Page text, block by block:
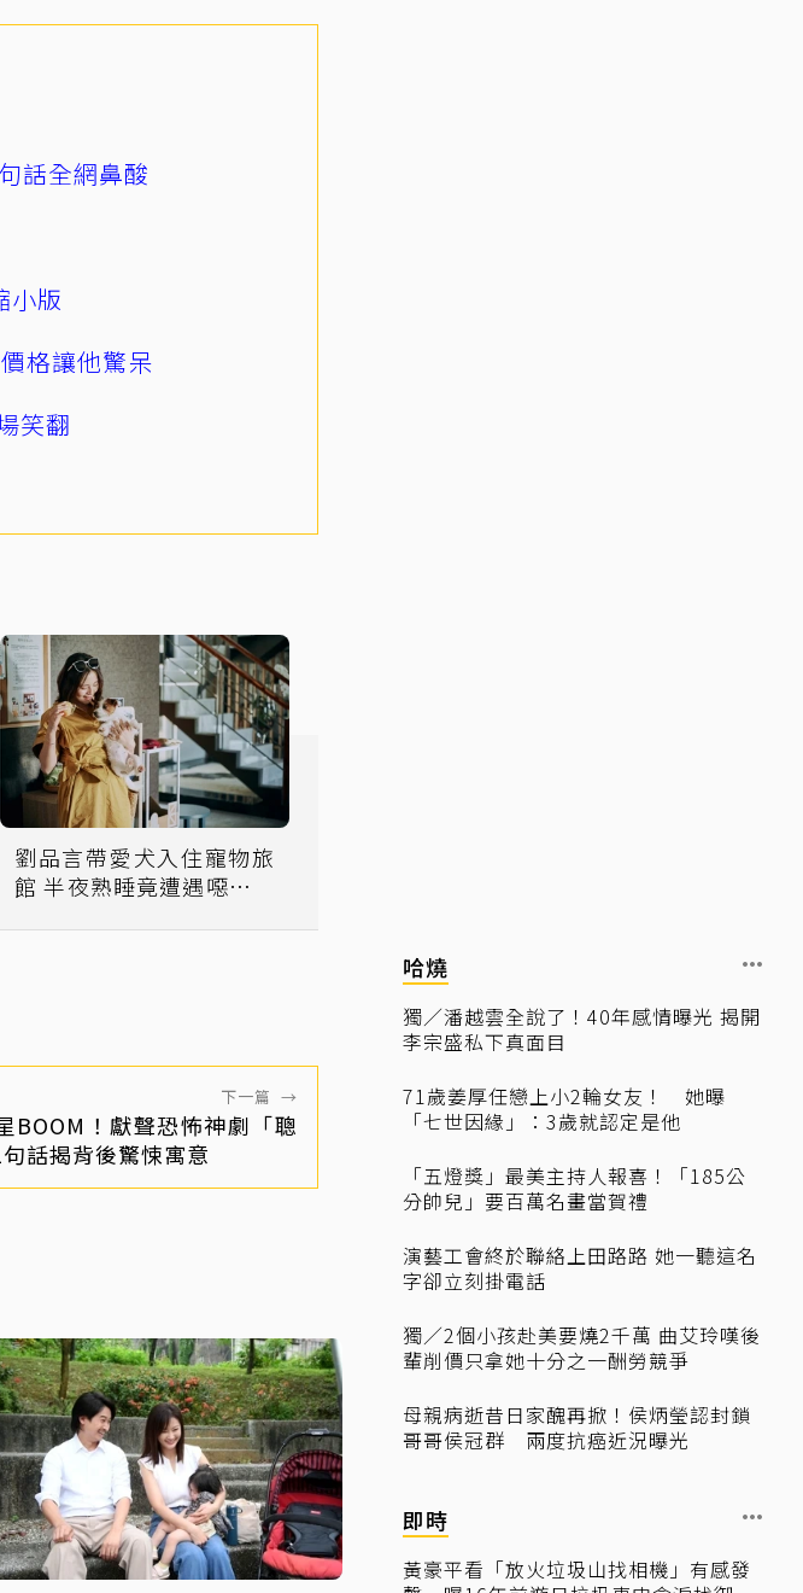
話全網鼻酸
小版
格讓他驚呆
笑翻
劉品言帶愛犬入住寵物旅
館 半夜熟睡竟遭遇噁心事
下一篇 →
BOOM！獻聲恐怖神劇「聰
話揭背後驚悚寓意
哈燒
獨／潘越雲全說了！40年感情曝光 揭開
李宗盛私下真面目
71歲姜厚任戀上小2輪女友！ 她曝
「七世因緣」：3歲就認定是他
「五燈獎」最美主持人報喜！「185公
分帥兒」要百萬名畫當賀禮
演藝工會終於聯絡上田路路 她一聽這名
字卻立刻掛電話
獨／2個小孩赴美要燒2千萬 曲艾玲嘆後
輩削價只拿她十分之一酬勞競爭
母親病逝昔日家醜再掀！侯炳瑩認封鎖
哥哥侯冠群 兩度抗癌近況曝光
即時
黃豪平看「放火垃圾山找相機」有感發